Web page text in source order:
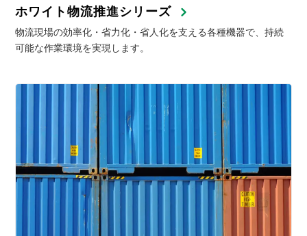
ホワイト物流推進シリーズ
物流現場の効率化・省力化・省人化を支える各種機器で、持続
可能な作業環境を実現します。